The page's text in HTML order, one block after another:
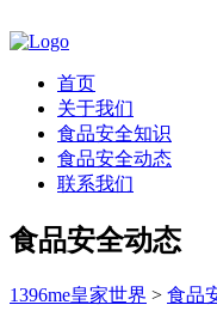
首页
关于我们
食品安全知识
食品安全动态
联系我们
食品安全动态
1396me皇家世界 > 食品